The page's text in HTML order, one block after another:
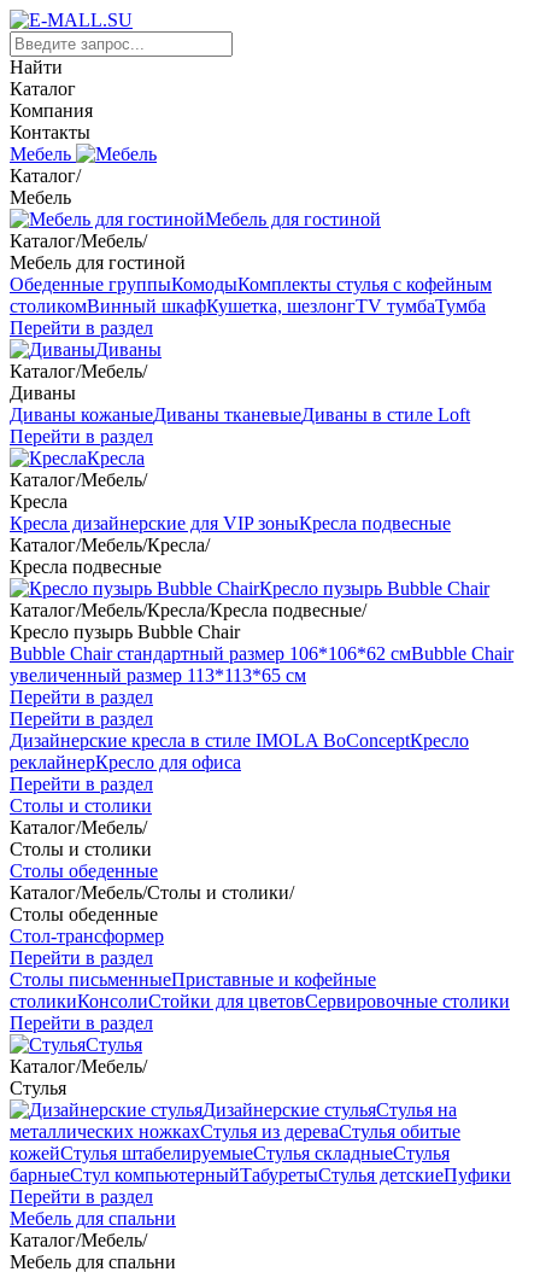
Найти
Каталог
Компания
Контакты
Мебель
Каталог/
Мебель
Мебель для гостиной
Каталог/Мебель/
Мебель для гостиной
Обеденные группыКомодыКомплекты стулья с кофейным
столикомВинный шкафКушетка, шезлонгTV тумбаТумба
Перейти в раздел
Диваны
Каталог/Мебель/
Диваны
Диваны кожаныеДиваны тканевыеДиваны в стиле Loft
Перейти в раздел
Кресла
Каталог/Мебель/
Кресла
Кресла дизайнерские для VIP зоныКресла подвесные
Каталог/Мебель/Кресла/
Кресла подвесные
Кресло пузырь Bubble Chair
Каталог/Мебель/Кресла/Кресла подвесные/
Кресло пузырь Bubble Chair
Bubble Chair стандартный размер 106*106*62 смBubble Chair
увеличенный размер 113*113*65 см
Перейти в раздел
Перейти в раздел
Дизайнерские кресла в стиле IMOLA BoConceptКресло
реклайнерКресло для офиса
Перейти в раздел
Столы и столики
Каталог/Мебель/
Столы и столики
Столы обеденные
Каталог/Мебель/Столы и столики/
Столы обеденные
Стол-трансформер
Перейти в раздел
Столы письменныеПриставные и кофейные
столикиКонсолиСтойки для цветовСервировочные столики
Перейти в раздел
Стулья
Каталог/Мебель/
Стулья
Дизайнерские стульяСтулья на
металлических ножкахСтулья из дереваСтулья обитые
кожейСтулья штабелируемыеСтулья складныеСтулья
барныеСтул компьютерныйТабуретыСтулья детскиеПуфики
Перейти в раздел
Мебель для спальни
Каталог/Мебель/
Мебель для спальни